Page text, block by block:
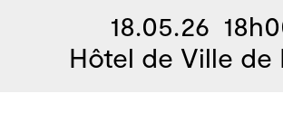
18.05.26
Hôtel de Ville de